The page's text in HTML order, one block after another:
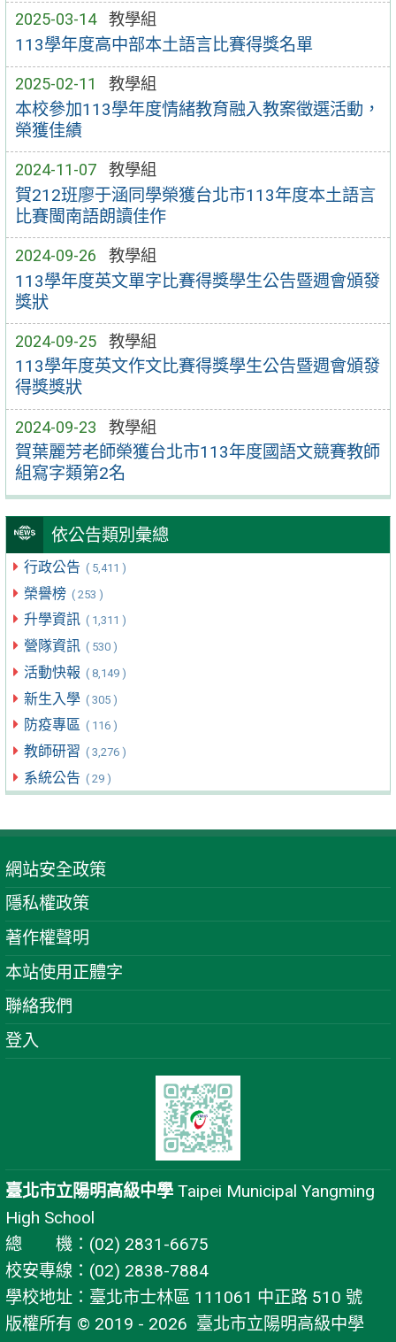
2025-03-14 教學組
113學年度高中部本土語言比賽得獎名單
2025-02-11 教學組
本校參加113學年度情緒教育融入教案徵選活動，
榮獲佳績
2024-11-07 教學組
賀212班廖于涵同學榮獲台北市113年度本土語言
比賽閩南語朗讀佳作
2024-09-26 教學組
113學年度英文單字比賽得獎學生公告暨週會頒發
獎狀
2024-09-25 教學組
113學年度英文作文比賽得獎學生公告暨週會頒發
得獎獎狀
2024-09-23 教學組
賀葉麗芳老師榮獲台北市113年度國語文競賽教師
組寫字類第2名
依公告類別彙總
行政公告 ( 5,411 )
榮譽榜 ( 253 )
升學資訊 ( 1,311 )
營隊資訊 ( 530 )
活動快報 ( 8,149 )
新生入學 ( 305 )
防疫專區 ( 116 )
教師研習 ( 3,276 )
系統公告 ( 29 )
網站安全政策
隱私權政策
著作權聲明
本站使用正體字
聯絡我們
登入
臺北市立陽明高級中學 Taipei Municipal Yangming
High School
總 機：(02) 2831-6675
校安專線：(02) 2838-7884
學校地址：臺北市士林區 111061 中正路 510 號
版權所有 © 2019 - 2026 臺北市立陽明高級中學